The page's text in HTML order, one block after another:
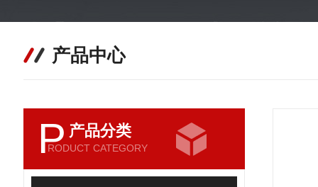
产品中心
P 产品分类
RODUCT CATEGORY